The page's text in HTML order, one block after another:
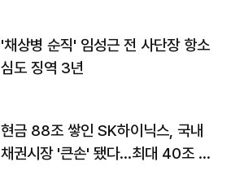
'채상병 순직' 임성근 전 사단장 항소
심도 징역 3년
현금 88조 쌓인 SK하이닉스, 국내
채권시장 '큰손' 됐다…최대 40조 투